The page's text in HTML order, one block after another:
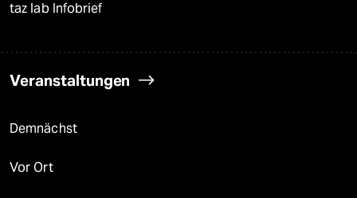
taz lab Infobrief
Veranstaltungen
Demnächst
Vor Ort